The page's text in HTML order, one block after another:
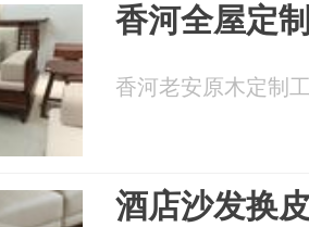
香河全屋定
香河老安原木定制
酒店沙发换